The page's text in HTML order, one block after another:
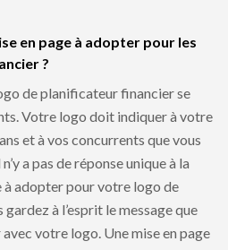
en page à adopter pour les
?
de planificateur financier se
Votre logo doit indiquer à votre
et à vos concurrents que vous
a pas de réponse unique à la
à adopter pour votre logo de
à l’esprit le message que
votre logo. Une mise en page